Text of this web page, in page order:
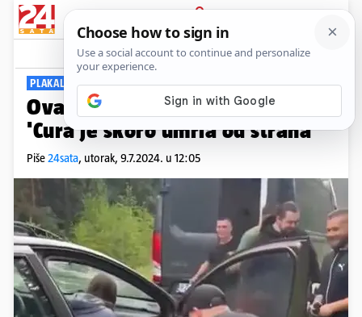
PRIJAVA
Viral Komentari
PLAKALA OD ŠOKA
Ovakvu prosidbu niste vidjeli!
'Cura je skoro umrla od straha'
Piše24sata, utorak, 9.7.2024. u 12:05